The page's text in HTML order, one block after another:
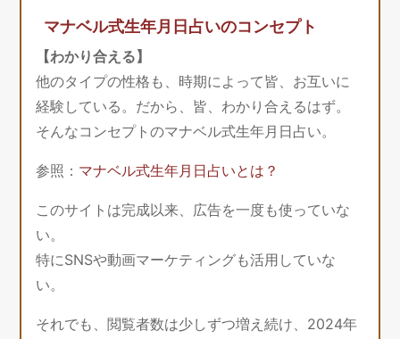
マナベル式生年月日占いのコンセプト
【わかり合える】
他のタイプの性格も、時期によって皆、お互いに
経験している。だから、皆、わかり合えるはず。
そんなコンセプトのマナベル式生年月日占い。
参照： マナベル式生年月日占いとは？
このサイトは完成以来、広告を一度も使っていな
い。
特にSNSや動画マーケティングも活用していな
い。
それでも、閲覧者数は少しずつ増え続け、2024年